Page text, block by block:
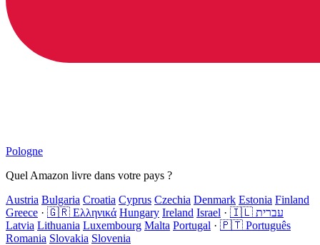
Pologne
Quel Amazon livre dans votre pays ?
Austria Bulgaria Croatia Cyprus Czechia Denmark Estonia Finland
Greece · 🇬🇷 Ελληνικά Hungary Ireland Israel ·
🇮🇱 עברית
Latvia Lithuania Luxembourg Malta Portugal · 🇵🇹 Português
Romania Slovakia Slovenia